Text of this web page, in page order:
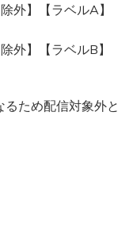
外】【ラベルA】
外】【ラベルB】
ため配信対象外と